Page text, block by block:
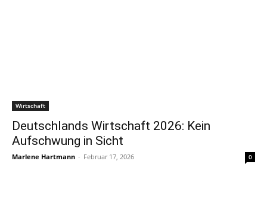
Wirtschaft
Deutschlands Wirtschaft 2026: Kein
Aufschwung in Sicht
Marlene Hartmann - Februar 17, 2026 0